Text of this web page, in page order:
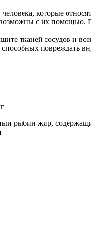
которые
с их помощью.
тканей сосудов и
повреждать
рыбий жир,